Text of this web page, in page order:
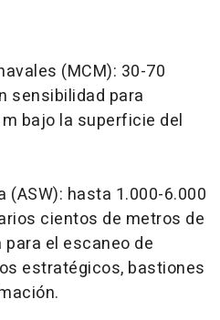
(MCM): 30-70
sensibilidad para
bajo la superficie del
(ASW): hasta 1.000-6.000
cientos de metros de
el escaneo de
estratégicos, bastiones